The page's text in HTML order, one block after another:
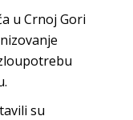
u Crnoj Gori
su